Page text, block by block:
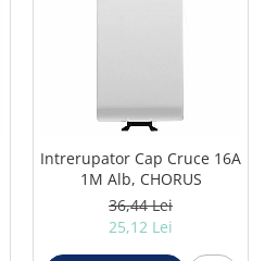
Intrerupator Cap Cruce 16A
1M Alb, CHORUS
36,44 Lei
25,12 Lei